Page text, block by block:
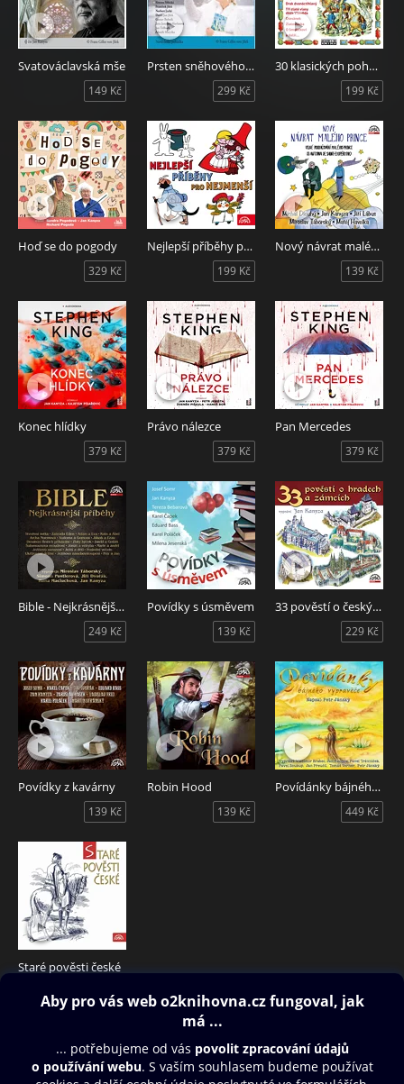
Svatováclavská mše
149 Kč
Prsten sněhového krále
299 Kč
30 klasických pohádek
199 Kč
Hoď se do pogody
329 Kč
Nejlepší příběhy pro nejmenší
199 Kč
Nový návrat malého prince
139 Kč
Konec hlídky
379 Kč
Právo nálezce
379 Kč
Pan Mercedes
379 Kč
Bible - Nejkrásnější příběhy
249 Kč
Povídky s úsměvem
139 Kč
33 pověstí o českých hradech a zámcích
229 Kč
Povídky z kavárny
139 Kč
Robin Hood
139 Kč
Povídánky bájného vypravěče
449 Kč
Staré pověsti české
139 Kč
Obsah ke stažení